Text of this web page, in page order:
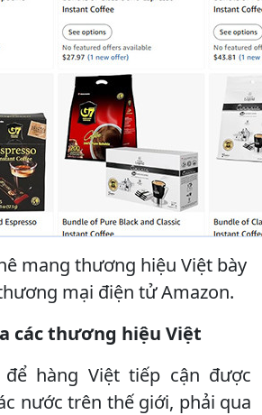
mang thương hiệu Việt bày
mại điện tử Amazon.
các thương hiệu Việt
hàng Việt tiếp cận được
nước trên thế giới, phải qua